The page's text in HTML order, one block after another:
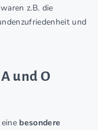
z.B. die
und
und O
besondere